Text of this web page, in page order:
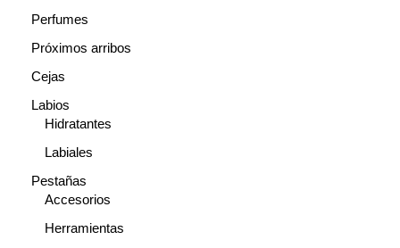
Perfumes
Próximos arribos
Cejas
Labios
Hidratantes
Labiales
Pestañas
Accesorios
Herramientas